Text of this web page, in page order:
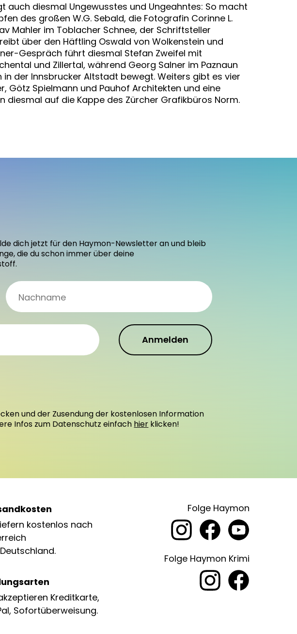
auch diesmal Ungewusstes und Ungeahntes: So macht
des großen W.G. Sebald, die Fotografin Corinne L.
Mahler im Toblacher Schnee, der Schriftsteller
über den Häftling Oswald von Wolkenstein und
Gespräch führt diesmal Stefan Zweifel mit
und Zillertal, während Georg Salner im Paznaun
der Innsbrucker Altstadt bewegt. Weiters gibt es vier
Götz Spielmann und Pauhof Architekten und eine
diesmal auf die Kappe des Zürcher Grafikbüros Norm.
dich jetzt für den Haymon-Newsletter an und bleib
die du schon immer über deine
Anmelden
und der Zusendung der kostenlosen Information
Infos zum Datenschutz einfach hier klicken!
kostenlos nach
Kreditkarte,
Sofortüberweisung.
Folge Haymon
Folge Haymon Krimi